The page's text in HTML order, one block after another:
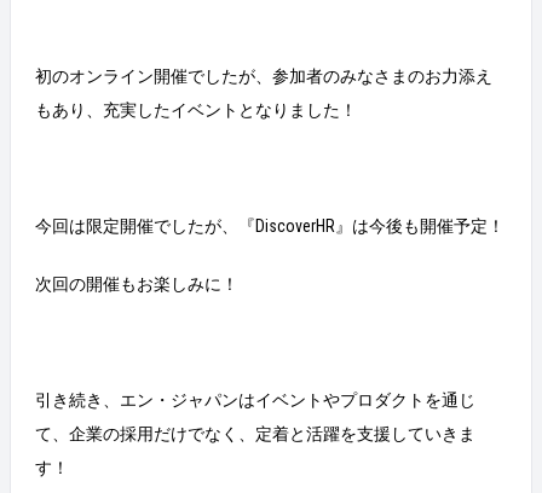
初のオンライン開催でしたが、参加者のみなさまのお力添え
もあり、充実したイベントとなりました！
今回は限定開催でしたが、『DiscoverHR』は今後も開催予定！
次回の開催もお楽しみに！
引き続き、エン・ジャパンはイベントやプロダクトを通じ
て、企業の採用だけでなく、定着と活躍を支援していきま
す！